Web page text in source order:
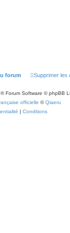
forum Supprimer les
® Forum Software © phpBB
officielle ©Qiaeru
| Conditions